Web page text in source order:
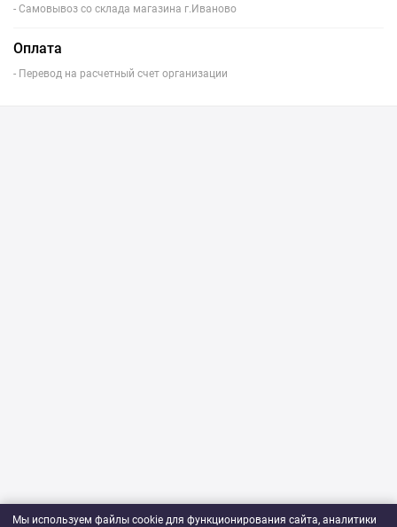
- Самовывоз со склада магазина г.Иваново
Оплата
- Перевод на расчетный счет организации
Мы используем файлы cookie для функционирования сайта, аналитики